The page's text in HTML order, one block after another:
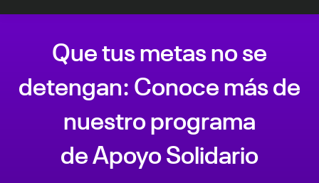
Que tus metas no se
detengan: Conoce más de
nuestro programa
de Apoyo Solidario